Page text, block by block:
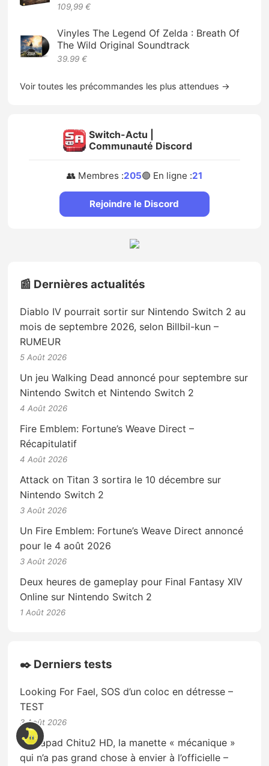
109,99 €
Vinyles The Legend Of Zelda : Breath Of
The Wild Original Soundtrack
39.99 €
Voir toutes les précommandes les plus attendues →
Switch-Actu |
Communauté Discord
👥 Membres :205🟢 En ligne :21
Rejoindre le Discord
📰 Dernières actualités
Diablo IV pourrait sortir sur Nintendo Switch 2 au
mois de septembre 2026, selon Billbil-kun –
RUMEUR
5 Août 2026
Un jeu Walking Dead annoncé pour septembre sur
Nintendo Switch et Nintendo Switch 2
4 Août 2026
Fire Emblem: Fortune’s Weave Direct –
Récapitulatif
4 Août 2026
Attack on Titan 3 sortira le 10 décembre sur
Nintendo Switch 2
3 Août 2026
Un Fire Emblem: Fortune’s Weave Direct annoncé
pour le 4 août 2026
3 Août 2026
Deux heures de gameplay pour Final Fantasy XIV
Online sur Nintendo Switch 2
1 Août 2026
✒️ Derniers tests
Looking For Fael, SOS d’un coloc en détresse –
TEST
3 Août 2026
Mobapad Chitu2 HD, la manette « mécanique »
qui n’a pas grand chose à envier à l’officielle –